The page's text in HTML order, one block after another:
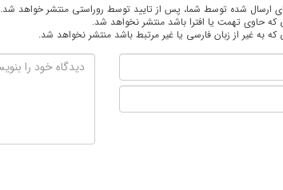
ارسال شده توسط شما، پس از تایید توسط روراستی منتشر خواهد شد.
که حاوی تهمت یا افترا باشد منتشر نخواهد شد.
که به غیر از زبان فارسی یا غیر مرتبط باشد منتشر نخواهد شد.